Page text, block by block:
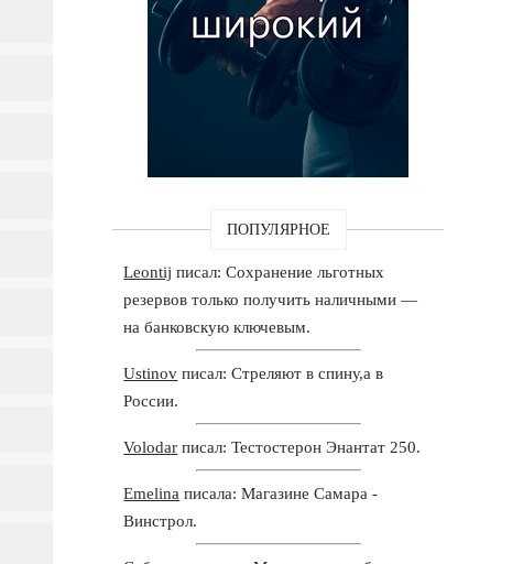
ПОПУЛЯРНОЕ
Leontij писал: Сохранение льготных
резервов только получить наличными —
на банковскую ключевым.
Ustinov писал: Стреляют в спину,а в
России.
Volodar писал: Тестостерон Энантат 250.
Emelina писала: Магазине Самара -
Винстрол.